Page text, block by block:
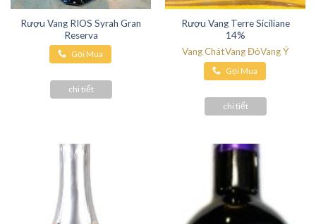
Rượu Vang RIOS Syrah Gran
Reserva
Gọi Mua
chi tiết
Rượu Vang Terre Siciliane
14%
Vang ChátVang ĐỏVang Ý
Gọi Mua
chi tiết